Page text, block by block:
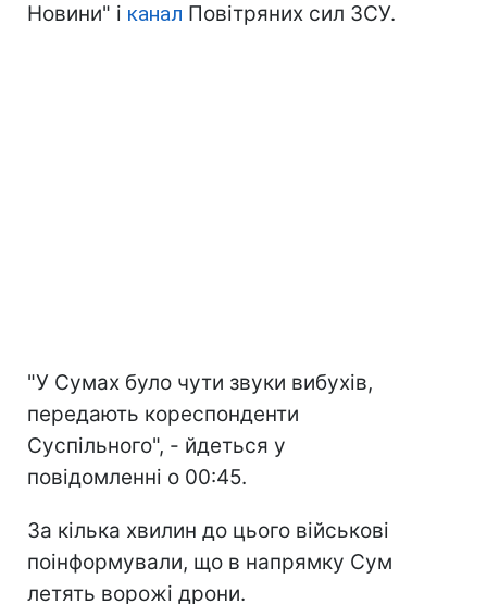
Новини" і канал Повітряних сил ЗСУ.
"У Сумах було чути звуки вибухів,
передають кореспонденти
Суспільного", - йдеться у
повідомленні о 00:45.
За кілька хвилин до цього військові
поінформували, що в напрямку Сум
летять ворожі дрони.